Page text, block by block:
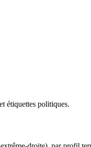
étiquettes politiques.